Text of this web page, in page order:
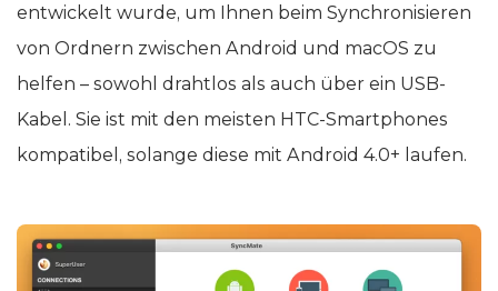
entwickelt wurde, um Ihnen beim Synchronisieren
von Ordnern zwischen Android und macOS zu
helfen – sowohl drahtlos als auch über ein USB-
Kabel. Sie ist mit den meisten HTC-Smartphones
kompatibel, solange diese mit Android 4.0+ laufen.